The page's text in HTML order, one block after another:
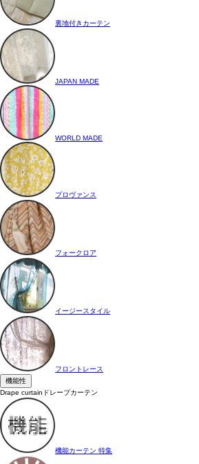
裏地付きカーテン
JAPAN MADE
WORLD MADE
プロヴァンス
フォークロア
イージースタイル
フロントレース
機能性
Drape curtain ドレープカーテン
機能カーテン 特集